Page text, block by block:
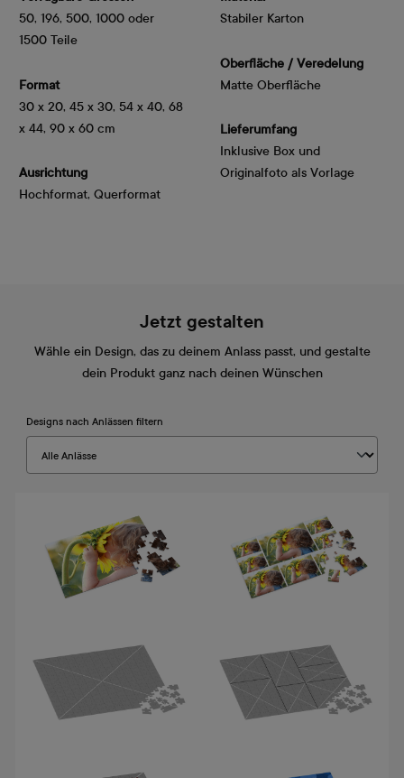
50, 196, 500, 1000 oder
1500 Teile
Format
30 x 20, 45 x 30, 54 x 40, 68
x 44, 90 x 60 cm
Ausrichtung
Hochformat, Querformat
Stabiler Karton
Oberfläche / Veredelung
Matte Oberfläche
Lieferumfang
Inklusive Box und
Originalfoto als Vorlage
Jetzt gestalten
Wähle ein Design, das zu deinem Anlass passt, und gestalte
dein Produkt ganz nach deinen Wünschen
Designs nach Anlässen filtern